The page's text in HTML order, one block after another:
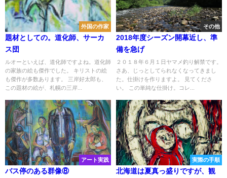
外国の作家
題材としての。道化師、サーカ
ス団
ルオーといえば、道化師ですよね。道化師
の家族の絵も傑作でした。 キリストの絵
も傑作が多数あります。 三岸好太郎も、
この題材の絵が、札幌の三岸...
その他
2018年度シーズン開幕近し、準
備を急げ
２０１８年６月１日ヤマメ釣り解禁です。
さあ、じっとしてられなくなってきまし
た。仕掛けを作りますよ。 見てくださ
い。 この単純な仕掛け。コレ...
アート実践
バス停のある群像⑧
実際の手順
北海道は夏真っ盛りですが、観